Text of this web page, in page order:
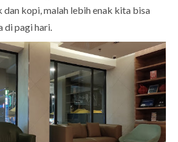
dan kopi, malah lebih enak kita bisa
di pagi hari.